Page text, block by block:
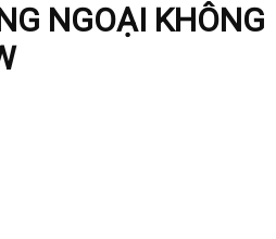
NGOẠI KHÔNG